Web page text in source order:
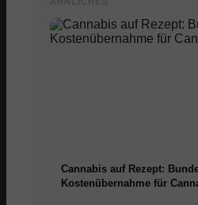
Cannabis auf Rezept:
Kostenübernahme für